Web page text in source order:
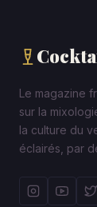
Le magazine
sur la
la culture du
éclairés, par